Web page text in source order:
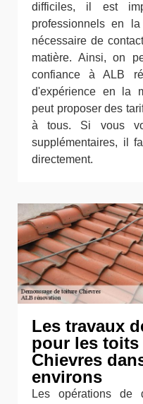
difficiles, il est
professionnels en
nécessaire de
matière. Ainsi, on
confiance à ALB
d'expérience en la
peut proposer des
à tous. Si vous
supplémentaires, il
directement.
Les travaux
pour les toits
Chievres
environs
Les opérations de